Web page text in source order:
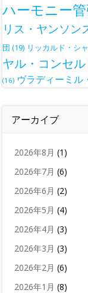
ハーモニー
リス・ヤンソン
団 (19) リッカルド・シ
ヤル・コンセ
(16) ヴラディーミル
アーカイブ
2026年8月 (1)
2026年7月 (6)
2026年6月 (2)
2026年5月 (4)
2026年4月 (3)
2026年3月 (3)
2026年2月 (6)
2026年1月 (8)